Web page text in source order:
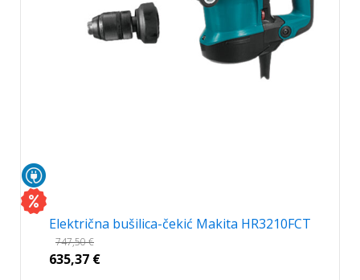
Električna bušilica-čekić Makita HR3210FCT
747,50€
635,37 €